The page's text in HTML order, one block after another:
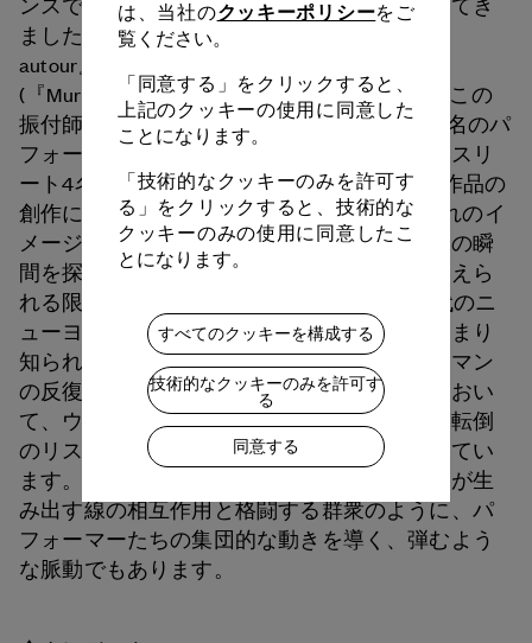
ました。リヨン・オペラ座バレエ団 (『Tout
autour』、2014年)、ロレーヌ・バレエ団
(『Murmuration』、2017年) と仕事をした後、この
振付師は、ジュネーブ大劇場バレエ団から21名のパ
フォーマーと、エクストリームスポーツのアスリ
ート4名を迎え、さまざまな領域が絡み合う作品の
創作に挑みました。この『Outsider』は、群れのイ
メージと、水平な動きが危うくなるまさにその瞬
間を探る作品で、ダンサーやアスリートが超えら
れる限界を問うものとなっています。70年代のニ
ューヨークの熱狂とミニマリズムの中で、あまり
知られることのなったジュリアス・イーストマン
の反復フレーズを特徴とする音楽との対話におい
て、ウランダンの振付はパフォーマーたちに転倒
のリスクを冒すことを働きかけるものとなってい
ます。それは、セットの寸法と照明デザインが生
み出す線の相互作用と格闘する群衆のように、パ
フォーマーたちの集団的な動きを導く、弾むよう
な脈動でもあります。
は、当社のクッキーポリシーをご
覧ください。
「同意する」をクリックすると、
上記のクッキーの使用に同意した
ことになります。
「技術的なクッキーのみを許可す
る」をクリックすると、技術的な
クッキーのみの使用に同意したこ
とになります。
すべてのクッキーを構成する
技術的なクッキーのみを許可す
る
同意する